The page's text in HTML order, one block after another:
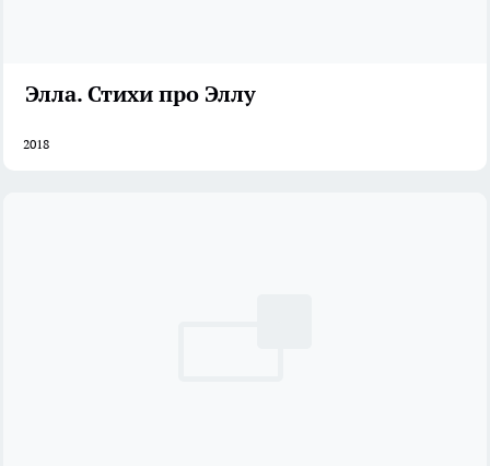
Элла. Стихи про Эллу
2018